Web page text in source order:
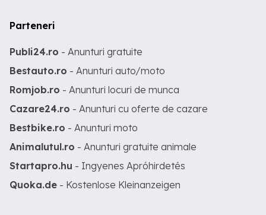
Parteneri
Publi24.ro - Anunturi gratuite
Bestauto.ro - Anunturi auto/moto
Romjob.ro - Anunturi locuri de munca
Cazare24.ro - Anunturi cu oferte de cazare
Bestbike.ro - Anunturi moto
Animalutul.ro - Anunturi gratuite animale
Startapro.hu - Ingyenes Apróhirdetés
Quoka.de - Kostenlose Kleinanzeigen